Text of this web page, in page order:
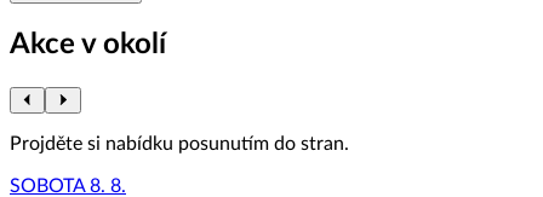
Akce v okolí
Projděte si nabídku posunutím do stran.
SOBOTA 8. 8.